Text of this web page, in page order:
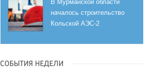
В Мурманской области
началось строительство
Кольской АЭС-2
СОБЫТИЯ НЕДЕЛИ